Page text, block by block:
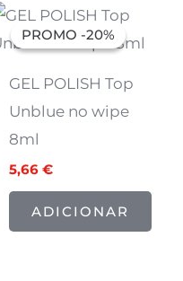
PROMO -20%
PROMO -20%
GEL POLISH Top
Unblue no wipe
8ml
O
preço
original
7,07 €.
5,66€
O
preço
atual
5,66 €.
ADICIONAR